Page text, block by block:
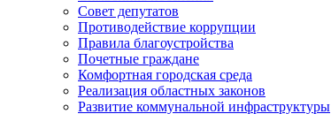
Совет депутатов
Противодействие коррупции
Правила благоустройства
Почетные граждане
Комфортная городская среда
Реализация областных законов
Развитие коммунальной инфраструктуры